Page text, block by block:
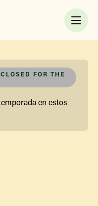
FOR THE
en estos